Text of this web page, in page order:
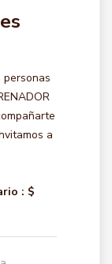
a
: $